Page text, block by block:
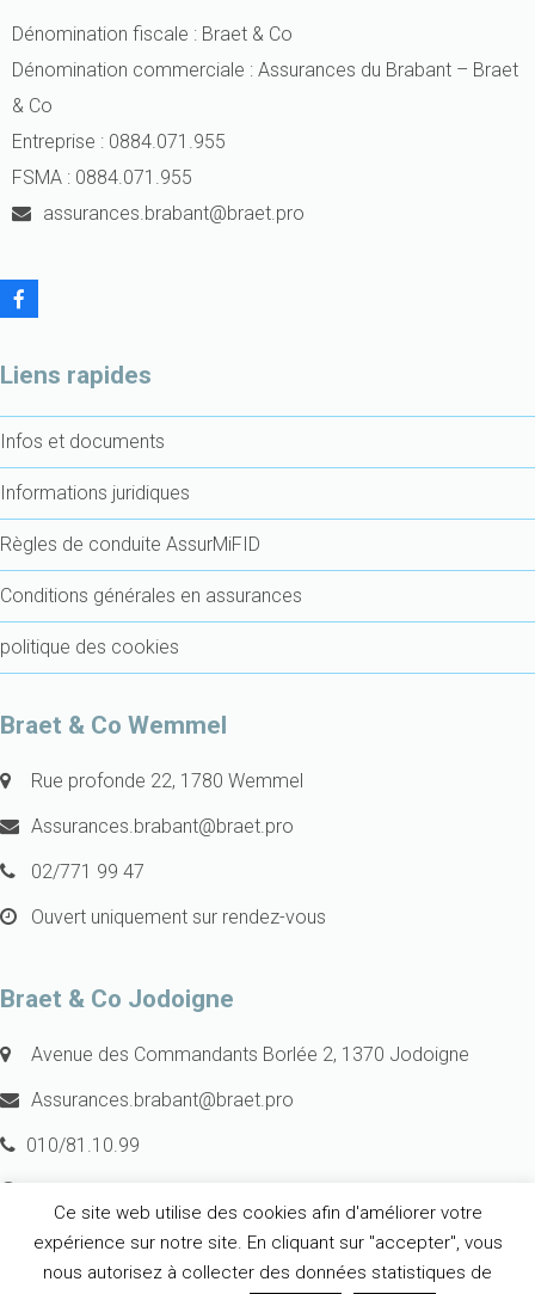
Dénomination fiscale : Braet & Co
Dénomination commerciale : Assurances du Brabant – Braet
& Co
Entreprise : 0884.071.955
FSMA : 0884.071.955
assurances.brabant@braet.pro
F
e
b
o
k
Liens rapides
Infos et documents
Informations juridiques
Règles de conduite AssurMiFID
Conditions générales en assurances
politique des cookies
Braet & Co Wemmel
Rue profonde 22, 1780 Wemmel
Assurances.brabant@braet.pro
02/771 99 47
Ouvert uniquement sur rendez-vous
Braet & Co Jodoigne
Avenue des Commandants Borlée 2, 1370 Jodoigne
Assurances.brabant@braet.pro
010/81.10.99
Ouvert en dehors des heures d’ouverture sur rendez-vous
Ce site web utilise des cookies afin d'améliorer votre
expérience sur notre site. En cliquant sur "accepter", vous
nous autorisez à collecter des données statistiques de